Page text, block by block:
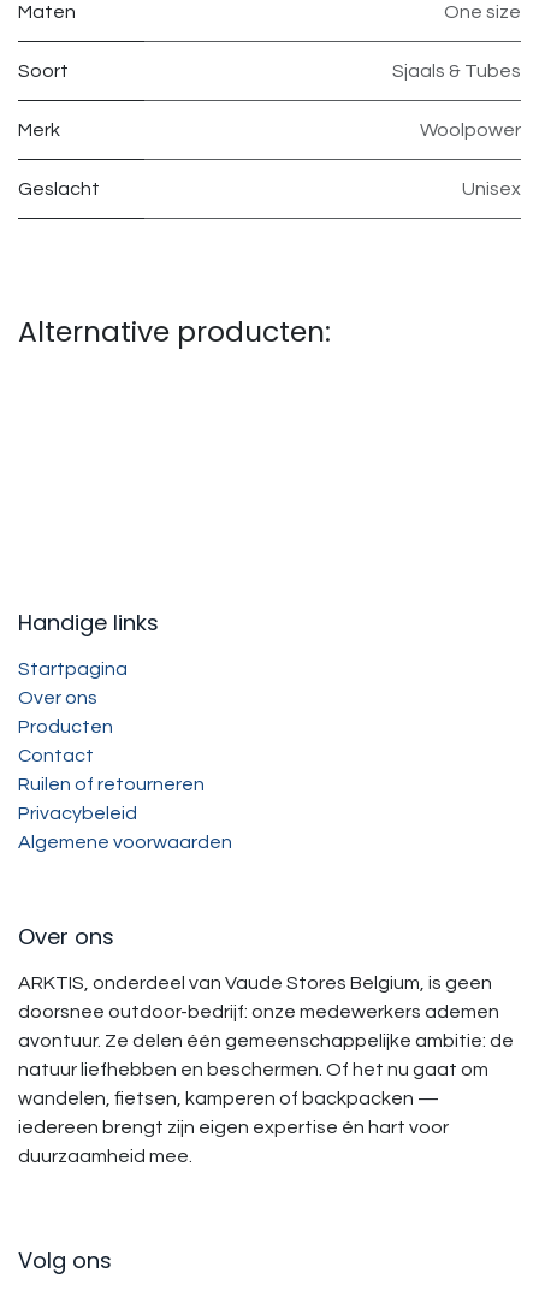
Maten One size
Soort Sjaals & Tubes
Merk Woolpower
Geslacht Unisex
Alternative producten:
Handige links
Startpagina
Over ons
Producten
Contact
Ruilen of retourneren
Privacybeleid
Algemene voorwaarden
Over ons
ARKTIS, onderdeel van Vaude Stores Belgium, is geen
doorsnee outdoor-bedrijf: onze medewerkers ademen
avontuur. Ze delen één gemeenschappelijke ambitie: de
natuur liefhebben en beschermen. Of het nu gaat om
wandelen, fietsen, kamperen of backpacken —
iedereen brengt zijn eigen expertise én hart voor
duurzaamheid mee.
Volg ons